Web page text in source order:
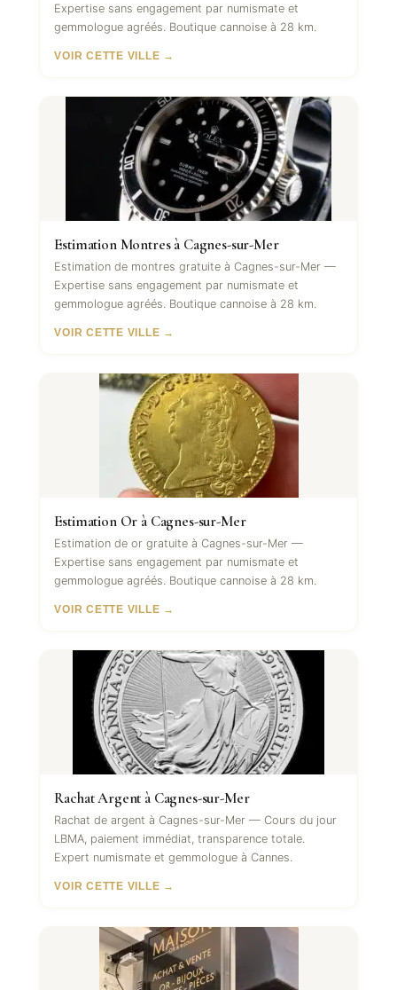
Expertise sans engagement par numismate et
gemmologue agréés. Boutique cannoise à 28 km.
VOIR CETTE VILLE →
Estimation Montres à Cagnes-sur-Mer
Estimation de montres gratuite à Cagnes-sur-Mer —
Expertise sans engagement par numismate et
gemmologue agréés. Boutique cannoise à 28 km.
VOIR CETTE VILLE →
Estimation Or à Cagnes-sur-Mer
Estimation de or gratuite à Cagnes-sur-Mer —
Expertise sans engagement par numismate et
gemmologue agréés. Boutique cannoise à 28 km.
VOIR CETTE VILLE →
Rachat Argent à Cagnes-sur-Mer
Rachat de argent à Cagnes-sur-Mer — Cours du jour
LBMA, paiement immédiat, transparence totale.
Expert numismate et gemmologue à Cannes.
VOIR CETTE VILLE →